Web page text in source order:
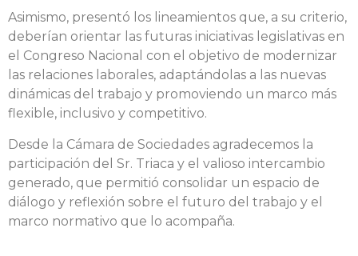
Asimismo, presentó los lineamientos que, a su criterio,
deberían orientar las futuras iniciativas legislativas en
el Congreso Nacional con el objetivo de modernizar
las relaciones laborales, adaptándolas a las nuevas
dinámicas del trabajo y promoviendo un marco más
flexible, inclusivo y competitivo.
Desde la Cámara de Sociedades agradecemos la
participación del Sr. Triaca y el valioso intercambio
generado, que permitió consolidar un espacio de
diálogo y reflexión sobre el futuro del trabajo y el
marco normativo que lo acompaña.